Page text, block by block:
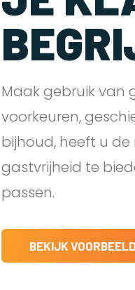
Maak gebruik van
voorkeuren,
bijhoud, heeft u
gastvrijheid te
passen.
BEKIJK